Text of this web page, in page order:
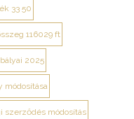
33 50
116029 ft
2025
módosítása
szerződés módosítás